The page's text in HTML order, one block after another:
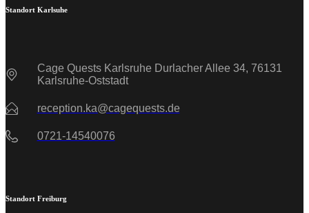
Standort Karlsuhe
Cage Quests Karlsruhe Durlacher Allee 34, 76131
Karlsruhe-Oststadt
reception.ka@cagequests.de
0721-14540076
Standort Freiburg